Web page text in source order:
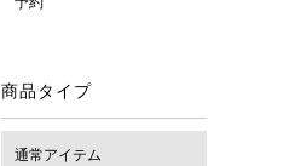
商品タイプ
通常アイテム